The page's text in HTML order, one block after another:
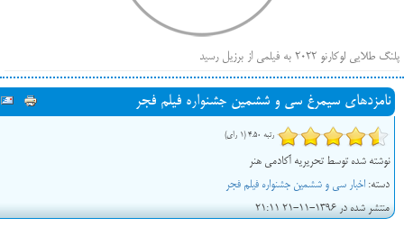
پلنگ طلایی لوکارنو ۲۰۲۲ به فیلمی از برزیل رسید
فهرست فیلم‌های بخش مسابقه جشنواره فیلم ونیز ۲۰۲۲ مشخص شد، سهم پررنگ ایرانی‌ها
بیرون راندن فیلم‌های منتسب به حامیان کرملین از جشنواره کن، راه برای مستقل‌ها باز است
نامزدهای سیمرغ سی و ششمین جشنواره فیلم فجر
رتبه 4.50 (1 رای)
نوشته شده توسط تحریریه آکادمی هنر
دسته: اخبار سی و ششمین جشنواره فیلم فجر
منتشر شده در 1396-11-21 21:11